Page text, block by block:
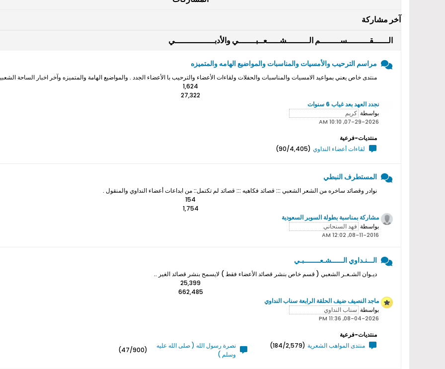
آخر مشاركة
الــــــقـــــــــســــــــم الـــــــــشـــــعــبـــــــي والأدبــــــــــــــــي
مراسم الترحيب والأمسيات والمناسبات والمواضيع الهامه والمتميزه
منتدى خاص يعني بمواعيد الامسيات والمناسبات والحفلات ولقاءات الأعضاء والترحيب با الأعضاء الجدد . والمواضيع الهامة والمتميزه وآخر اخبار الساحة
1,624
27,322
نجدد العهد بعد غياب 6 سنوات
بواسطة
07-29-2026, 10:10 AM
منتديات-فرعية
لقاءات أعضاء النداوي (90/4,405)
المستطرف النبطي
نوادر وقصائد ساخره من الشعر الشعبي ::: قصائد فكاهيه ::: قصائد لم تكتمل:: من ابداعات أعضاء النداوي والمنقول .
154
1,754
مشاركة بمناسبة بطولة السوبر السعودية
بواسطة
08-11-2016, 12:02 AM
الـــنـداوي الــــــشـعــــــــبـي
ديـوان الشـعـر الشعبي ( قسم خاص بنشر قصائد الأعضاء فقط ) لايسمح بنشر قصائد الغير ..
25,399
662,485
ماجد النصيف ضيف الحلقة الرابعة سناب النداوي
بواسطة
08-04-2026, 11:36 PM
منتديات-فرعية
منتدى المواهب الشعرية (184/2,579)
نصرة رسول الله ( صلى الله عليه
وسلم )
(47/900)